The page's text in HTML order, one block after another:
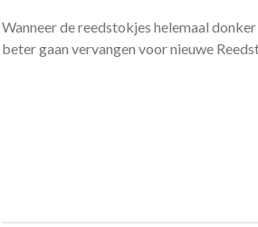
Wanneer de reedstokjes helemaal
beter gaan vervangen voor nieuwe